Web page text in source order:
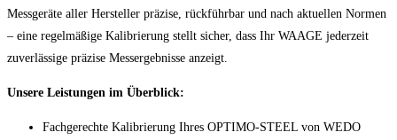
Messgeräte aller Hersteller präzise, rückführbar und nach aktuellen Normen
– eine regelmäßige Kalibrierung stellt sicher, dass Ihr WAAGE jederzeit
zuverlässige präzise Messergebnisse anzeigt.
Unsere Leistungen im Überblick:
Fachgerechte Kalibrierung Ihres OPTIMO-STEEL von WEDO